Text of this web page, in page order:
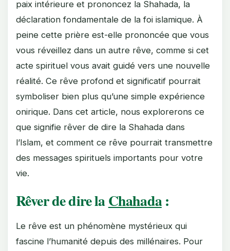
paix intérieure et prononcez la Shahada, la
déclaration fondamentale de la foi islamique. À
peine cette prière est-elle prononcée que vous
vous réveillez dans un autre rêve, comme si cet
acte spirituel vous avait guidé vers une nouvelle
réalité. Ce rêve profond et significatif pourrait
symboliser bien plus qu’une simple expérience
onirique. Dans cet article, nous explorerons ce
que signifie rêver de dire la Shahada dans
l’Islam, et comment ce rêve pourrait transmettre
des messages spirituels importants pour votre
vie.
Rêver de dire laChahada:
Le rêve est un phénomène mystérieux qui
fascine l’humanité depuis des millénaires. Pour